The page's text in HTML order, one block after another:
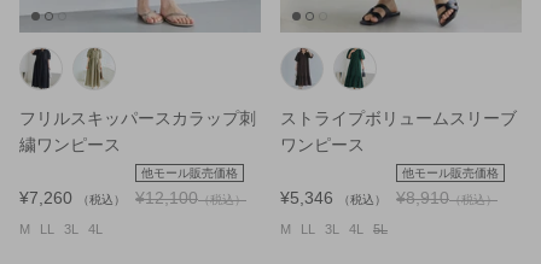
フリルスキッパースカラップ刺
繍ワンピース
¥7,260 （税込）
他モール販売価格
¥12,100（税込）
M LL 3L 4L
ストライプボリュームスリーブ
ワンピース
¥5,346 （税込）
他モール販売価格
¥8,910（税込）
M LL 3L 4L 5L